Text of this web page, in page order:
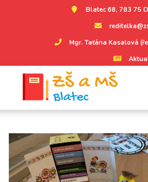
Blatec 68, 783 75
Mgr. Taťána Kasalová